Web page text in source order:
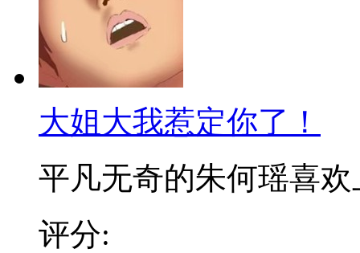
大姐大我惹定你了！
平凡无奇的朱何瑶喜欢
评分: